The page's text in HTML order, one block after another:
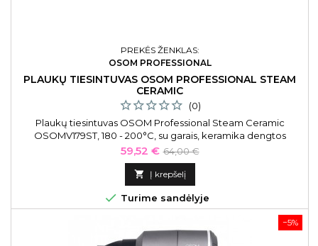
PREKĖS ŽENKLAS:
OSOM PROFESSIONAL
PLAUKŲ TIESINTUVAS OSOM PROFESSIONAL STEAM
CERAMIC
(0)
Plaukų tiesintuvas OSOM Professional Steam Ceramic
OSOMV179ST, 180 - 200°C, su garais, keramika dengtos
plokštelės.
Kaina
59,52 € Bazinė
kaina
64,00 €
 Į krepšelį
 Turime sandėlyje
−5%